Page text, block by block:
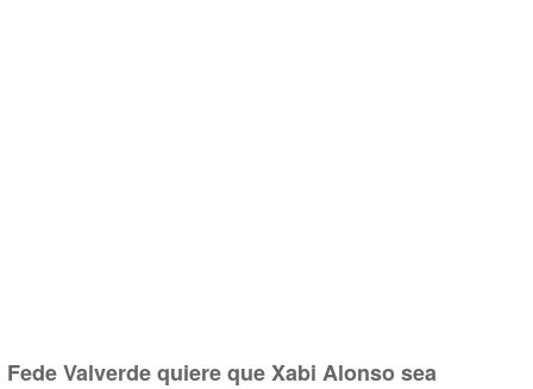
Fede Valverde quiere que Xabi Alonso sea